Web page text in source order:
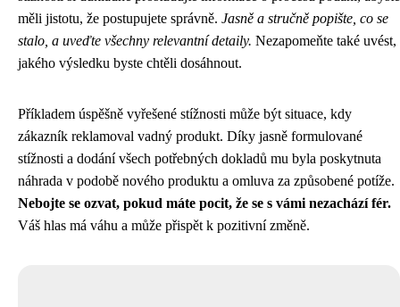
měli jistotu, že postupujete správně. Jasně a stručně popište, co se
stalo, a uveďte všechny relevantní detaily. Nezapomeňte také uvést,
jakého výsledku byste chtěli dosáhnout.
Příkladem úspěšně vyřešené stížnosti může být situace, kdy
zákazník reklamoval vadný produkt. Díky jasně formulované
stížnosti a dodání všech potřebných dokladů mu byla poskytnuta
náhrada v podobě nového produktu a omluva za způsobené potíže.
Nebojte se ozvat, pokud máte pocit, že se s vámi nezachází fér.
Váš hlas má váhu a může přispět k pozitivní změně.